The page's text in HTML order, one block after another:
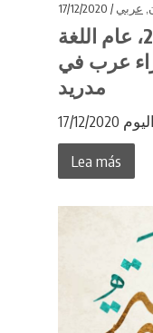
17/12/2020 / , عربي
ثيار يقدم مُبادرته «2021، عام اللغة
عرب في
مدريد
Lea más